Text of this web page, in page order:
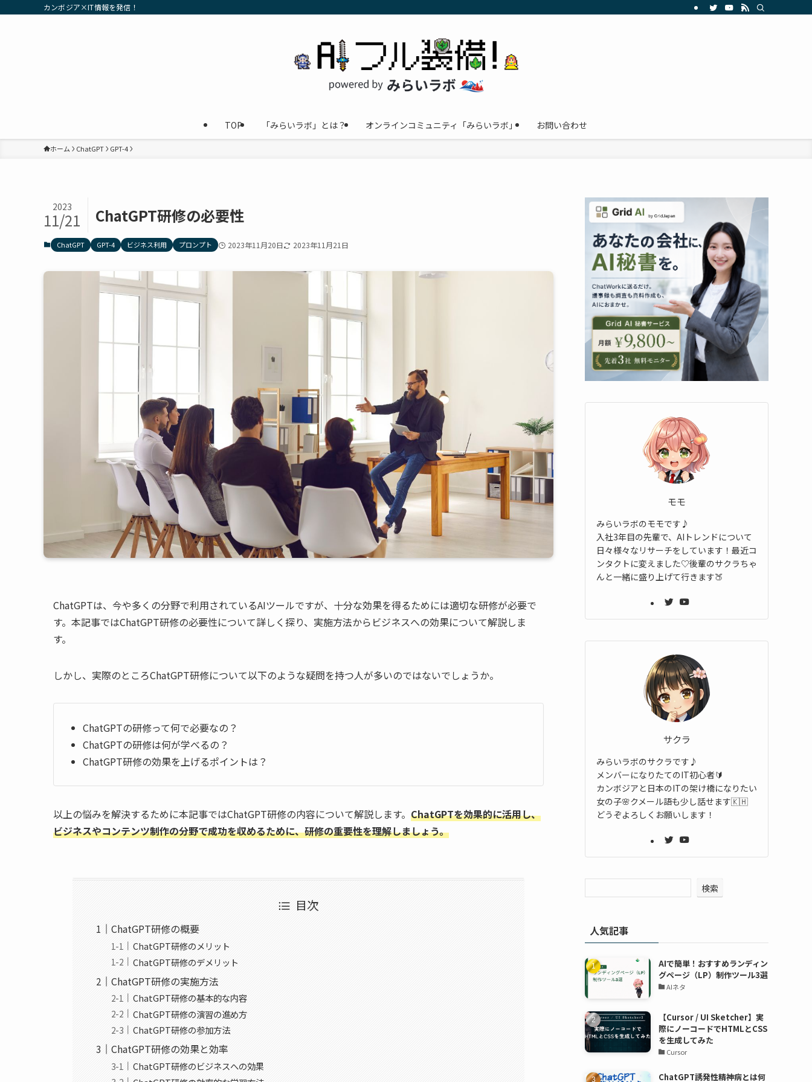
カンボジア×IT情報を発信！
TOP 「みらいラボ」とは？ オンラインコミュニティ「みらいラボ」 お問い合わせ
ホーム ChatGPT GPT-4
ChatGPT研修の必要性
2023
11/21
ChatGPT GPT-4 ビジネス利用 プロンプト 2023年11月20日 2023年11月21日
ChatGPTは、今や多くの分野で利用されているAIツールですが、十分な効果を得るためには適切な研修が必要で
す。本記事ではChatGPT研修の必要性について詳しく探り、実施方法からビジネスへの効果について解説しま
す。
しかし、実際のところChatGPT研修について以下のような疑問を持つ人が多いのではないでしょうか。
ChatGPTの研修って何で必要なの？
ChatGPTの研修は何が学べるの？
ChatGPT研修の効果を上げるポイントは？
以上の悩みを解決するために本記事ではChatGPT研修の内容について解説します。 ChatGPTを効果的に活用し、
ビジネスやコンテンツ制作の分野で成功を収めるために、研修の重要性を理解しましょう。
目次
ChatGPT研修の概要
ChatGPT研修のメリット
ChatGPT研修のデメリット
ChatGPT研修の実施方法
ChatGPT研修の基本的な内容
ChatGPT研修の演習の進め方
ChatGPT研修の参加方法
ChatGPT研修の効果と効率
ChatGPT研修のビジネスへの効果
モモ
みらいラボのモモです♪
入社3年目の先輩で、AIトレンドについて
日々様々なリサーチをしています！最近コ
ンタクトに変えました♡後輩のサクラちゃ
んと一緒に盛り上げて行きます🍑
サクラ
みらいラボのサクラです♪
メンバーになりたてのIT初心者🔰
カンボジアと日本のITの架け橋になりたい
女の子🌸クメール語も少し話せます🇰🇭
どうぞよろしくお願いします！
検索
人気記事
AIで簡単！おすすめランディン
グページ（LP）制作ツール3選
AIネタ
【Cursor / UI Sketcher】実
際にノーコードでHTMLとCSS
を生成してみた
Cursor
ChatGPT誘発性精神病とは何